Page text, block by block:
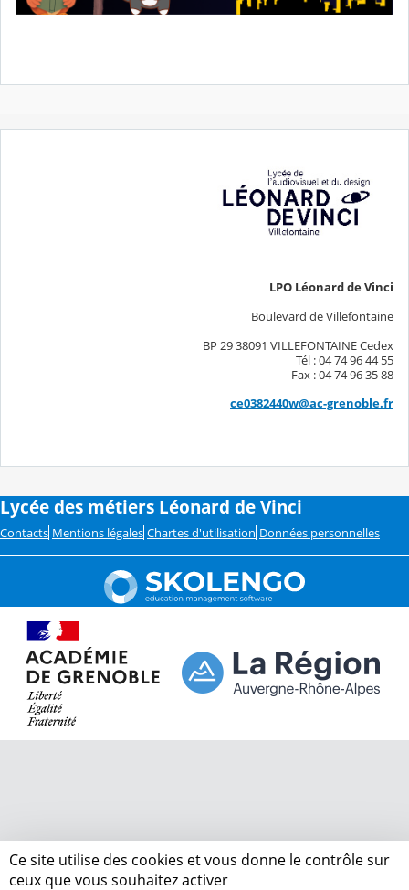
LPO Léonard de Vinci
Boulevard de Villefontaine
BP 29 38091 VILLEFONTAINE Cedex
Tél : 04 74 96 44 55
Fax : 04 74 96 35 88
ce0382440w@ac-grenoble.fr
Lycée des métiers Léonard de Vinci
Contacts Mentions légales Chartes d'utilisation Données personnelles
Ce site utilise des cookies et vous donne le contrôle sur
ceux que vous souhaitez activer